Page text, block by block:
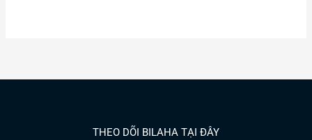
THEO DÕI BILAHA TẠI ĐÂY